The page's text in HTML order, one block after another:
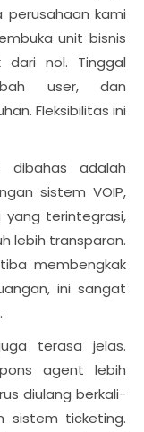
perusahaan kami
unit bisnis
nol. Tinggal
user, dan
Fleksibilitas ini
adalah
sistem VOIP,
yang terintegrasi,
lebih transparan.
membengkak
ini sangat
terasa jelas.
agent lebih
diulang berkali-
sistem ticketing.